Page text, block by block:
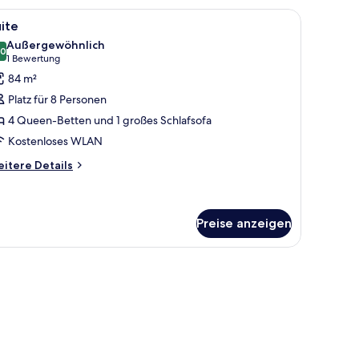
Sofa, zwei Sesseln, einem Couchtisch und einer großen Topfpflanze.
Ein Hotelzimmer mit zwei Betten, einem
3
von 10
Außergewöhnlich
1 Bewertung
(1
Bewertung)
84 m²
Platz für 8 Personen
4 Queen-Betten und 1 großes Schlafsofa
Kostenloses WLAN
Details
Preise anzeigen